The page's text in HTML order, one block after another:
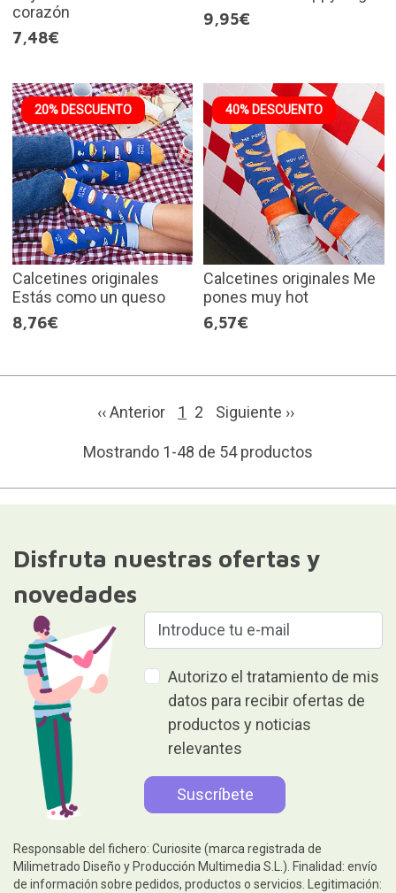
corazón
7,48€
9,95€
20% DESCUENTO
Calcetines originales
Estás como un queso
8,76€
40% DESCUENTO
Calcetines originales Me
pones muy hot
6,57€
‹‹ Anterior 1 2 Siguiente ››
Mostrando 1-48 de 54 productos
Disfruta nuestras ofertas y
novedades
Autorizo el tratamiento de mis
datos para recibir ofertas de
productos y noticias
relevantes
Responsable del fichero: Curiosite (marca registrada de
Milimetrado Diseño y Producción Multimedia S.L.). Finalidad: envío
de información sobre pedidos, productos o servicios. Legitimación: